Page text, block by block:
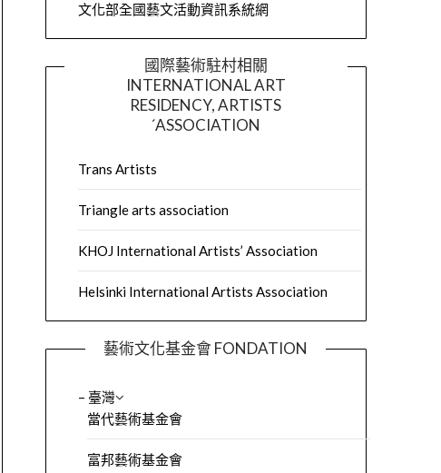
文化部全國藝文活動資訊系統網
國際藝術駐村相關
INTERNATIONAL ART
RESIDENCY, ARTISTS
´ASSOCIATION
Trans Artists
Triangle arts association
KHOJ International Artists’ Association
Helsinki International Artists Association
藝術文化基金會 FONDATION
– 臺灣
當代藝術基金會
富邦藝術基金會